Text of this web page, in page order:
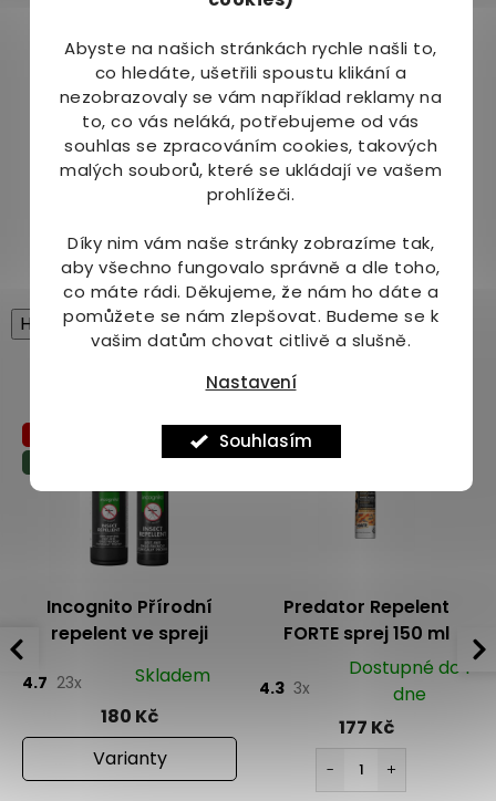
Abyste na našich stránkách rychle našli to,
co hledáte, ušetřili spoustu klikání a
nezobrazovaly se vám například reklamy na
to, co vás neláká, potřebujeme od vás
souhlas se zpracováním cookies, takových
malých souborů, které se ukládají ve vašem
prohlížeči.
Díky nim vám naše stránky zobrazíme tak,
aby všechno fungovalo správně a dle toho,
co máte rádi. Děkujeme, že nám ho dáte a
pomůžete se nám zlepšovat. Budeme se k
vašim datům chovat citlivě a slušně.
Nastavení
Souhlasím
Upozornění:
Používejte biocidy bezpečně. Před použitím vždy
přečtěte označení a informace o přípravku.
Neaplikujte na nadměrně opálenou nebo
porušenou pokožku. Zamezte přímému kontaktu
se syntetickými materiály, lakovanými povrchy a
plasty. Uchovávejte mimo dosah dětí!
High-contrast mode
Mohlo by Vás zajímat
Incognito Přírodní
repelent ve spreji
4.7 23x
Skladem
180 Kč
Varianty
Predator Repelent
FORTE sprej 150 ml
4.3 3x
Dostupné do 1
dne
177 Kč